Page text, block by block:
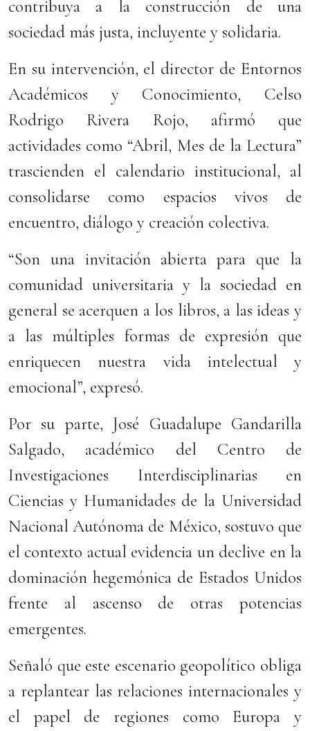
contribuya a la construcción de una
sociedad más justa, incluyente y solidaria.
En su intervención, el director de Entornos
Académicos y Conocimiento, Celso
Rodrigo Rivera Rojo, afirmó que
actividades como “Abril, Mes de la Lectura”
trascienden el calendario institucional, al
consolidarse como espacios vivos de
encuentro, diálogo y creación colectiva.
“Son una invitación abierta para que la
comunidad universitaria y la sociedad en
general se acerquen a los libros, a las ideas y
a las múltiples formas de expresión que
enriquecen nuestra vida intelectual y
emocional”, expresó.
Por su parte, José Guadalupe Gandarilla
Salgado, académico del Centro de
Investigaciones Interdisciplinarias en
Ciencias y Humanidades de la Universidad
Nacional Autónoma de México, sostuvo que
el contexto actual evidencia un declive en la
dominación hegemónica de Estados Unidos
frente al ascenso de otras potencias
emergentes.
Señaló que este escenario geopolítico obliga
a replantear las relaciones internacionales y
el papel de regiones como Europa y